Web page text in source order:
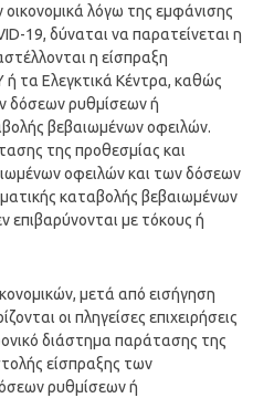
οικονομικά λόγω της εμφάνισης
19, δύναται να παρατείνεται η
η είσπραξη
τα Ελεγκτικά Κέντρα, καθώς
δόσεων ρυθμίσεων ή
βεβαιωμένων οφειλών.
της προθεσμίας και
οφειλών και των δόσεων
καταβολής βεβαιωμένων
επιβαρύνονται με τόκους ή
μετά από εισήγηση
οι πληγείσες επιχειρήσεις
διάστημα παράτασης της
είσπραξης των
ρυθμίσεων ή